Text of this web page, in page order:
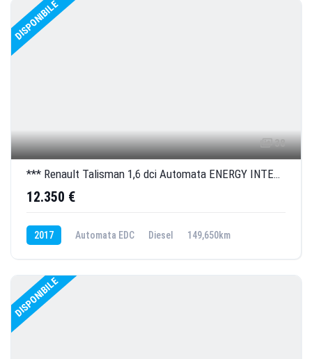
DISPONIBILE
38
*** Renault Talisman 1,6 dci Automata ENERGY INTENS 160 CP ***
12.350 €
2017 Automata EDC Diesel
149,650km
DISPONIBILE